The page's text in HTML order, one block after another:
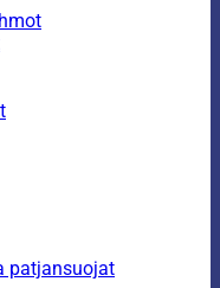
patjansuojat